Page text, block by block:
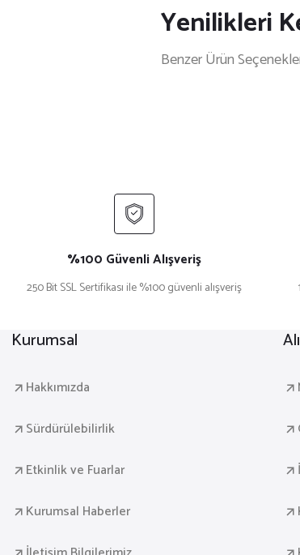
Yenilikleri
Benzer Ürün
₺ 93,60
BAYRAKLI SİYAH METAL TÜKENMEZ KALEM
%100 Güvenli Alışveriş
250 Bit SSL Sertifikası ile %100 güvenli alışveriş
Kurumsal
Hakkımızda
Sürdürülebilirlik
Etkinlik ve Fuarlar
Kurumsal Haberler